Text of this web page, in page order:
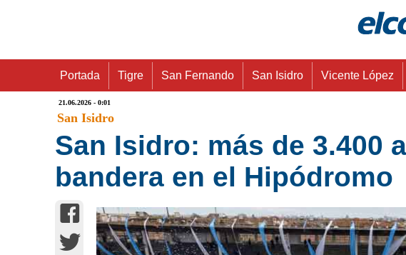
Portada Tigre San Fernando San Isidro Vicente López
21.06.2026 - 0:01
San Isidro
San Isidro: más de 3.400
bandera en el Hipódromo